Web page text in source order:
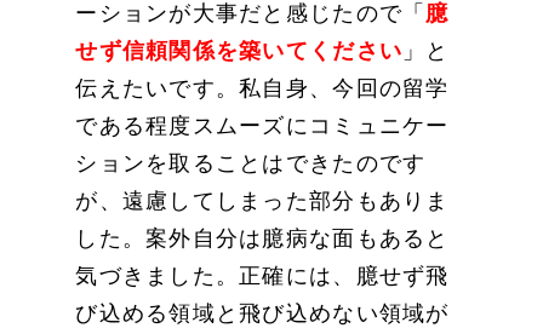
ーションが大事だと感じたので「 臆
せず信頼関係を築いてください 」と
伝えたいです。私自身、今回の留学
である程度スムーズにコミュニケー
ションを取ることはできたのです
が、遠慮してしまった部分もありま
した。案外自分は臆病な面もあると
気づきました。正確には、臆せず飛
び込める領域と飛び込めない領域が